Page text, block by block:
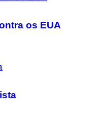
os EUA